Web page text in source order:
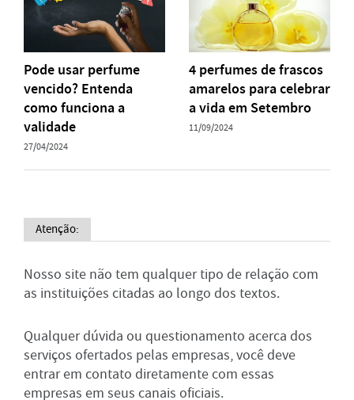
Pode usar perfume
vencido? Entenda
como funciona a
validade
27/04/2024
4 perfumes de frascos
amarelos para celebrar
a vida em Setembro
11/09/2024
Atenção:
Nosso site não tem qualquer tipo de relação com
as instituições citadas ao longo dos textos.
Qualquer dúvida ou questionamento acerca dos
serviços ofertados pelas empresas, você deve
entrar em contato diretamente com essas
empresas em seus canais oficiais.